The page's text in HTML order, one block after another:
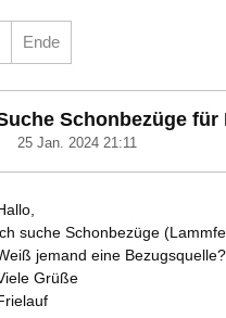
Ende
Schonbezüge für
25 Jan. 2024 21:11
suche Schonbezüge
jemand eine
Grüße